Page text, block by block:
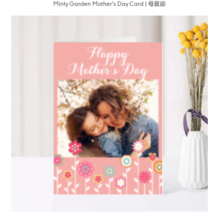
Minty Garden Mother's Day Card | 母親節